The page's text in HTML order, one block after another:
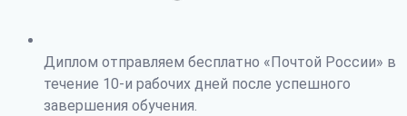
Диплом отправляем бесплатно «Почтой России» в
течение 10-и рабочих дней после успешного
завершения обучения.